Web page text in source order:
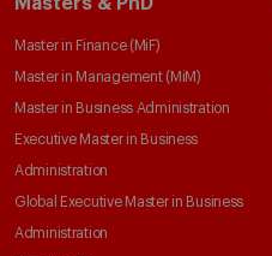
Master in Finance (MiF)
Master in Management (MiM)
Master in Business Administration
Executive Master in Business
Administration
Global Executive Master in Business
Administration